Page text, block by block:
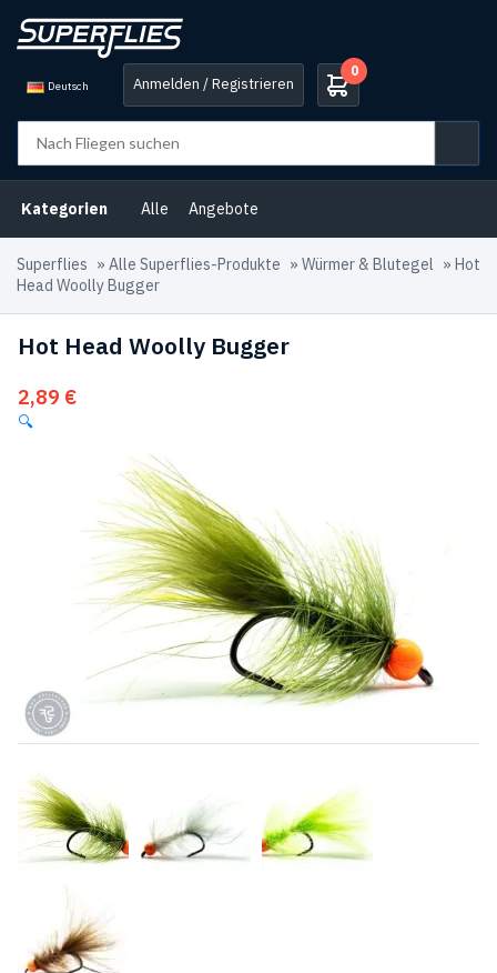
Deutsch Anmelden / Registrieren
0
Kategorien Alle Angebote
Superflies » Alle Superflies-Produkte » Würmer & Blutegel » Hot
Head Woolly Bugger
Hot Head Woolly Bugger
2,89 €
🔍